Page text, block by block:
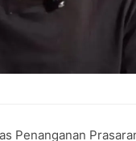
Penanganan